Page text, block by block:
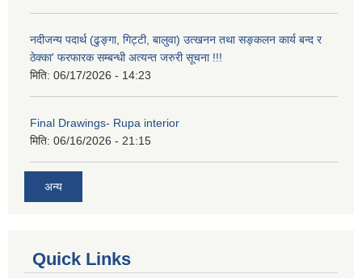
नदीजन्य पदार्थ (ढुङ्गा, गिट्टी, बालुवा) उत्खनन तथा सङ्कलन कार्य बन्द र
ठेक्का' फरफारक सम्बन्धी अत्यन्त जरुरी सूचना !!!
मिति: 06/17/2026 - 14:23
Final Drawings- Rupa interior
मिति: 06/16/2026 - 21:15
अन्य
Quick Links